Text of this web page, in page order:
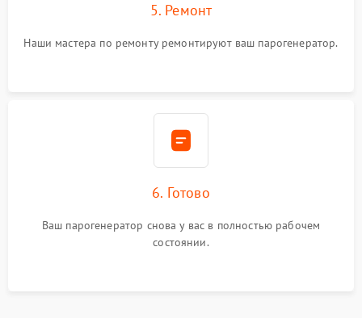
5. Ремонт
Наши мастера по ремонту ремонтируют ваш парогенератор.
6. Готово
Ваш парогенератор снова у вас в полностью рабочем
состоянии.